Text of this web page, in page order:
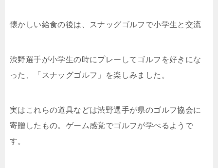
懐かしい給食の後は、スナッグゴルフで小学生と交流
渋野選手が小学生の時にプレーしてゴルフを好きにな
った、「スナッグゴルフ」を楽しみました。
実はこれらの道具などは渋野選手が県のゴルフ協会に
寄贈したもの。ゲーム感覚でゴルフが学べるようで
す。